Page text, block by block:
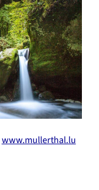
www.mullerthal.lu